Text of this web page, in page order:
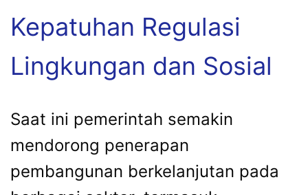
Kepatuhan Regulasi
Lingkungan dan Sosial
Saat ini pemerintah semakin
mendorong penerapan
pembangunan berkelanjutan pada